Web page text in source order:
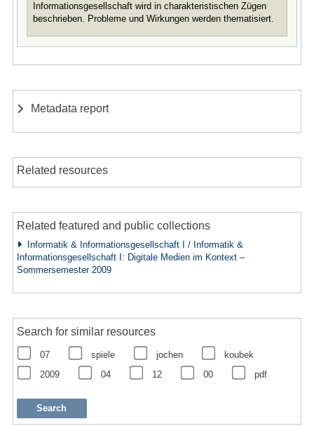
Informationsgesellschaft wird in charakteristischen Zügen
beschrieben. Probleme und Wirkungen werden thematisiert.
Metadata report
Related resources
Related featured and public collections
Informatik & Informationsgesellschaft I / Informatik &
Informationsgesellschaft I: Digitale Medien im Kontext –
Sommersemester 2009
Search for similar resources
07 spiele jochen
koubek
2009
04 12 00 pdf